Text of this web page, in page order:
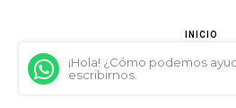
INICIO
¡Hola! ¿Cómo podemos
escribirnos.